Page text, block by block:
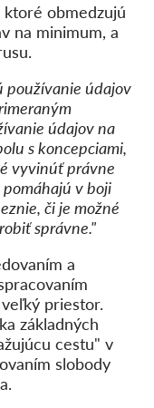
ktoré obmedzujú
na minimum, a
používanie údajov
údajov na
s koncepciami,
vyvinúť právne
v boji
či je možné
správne."
a
priestor.
základných
cestu" v
slobody